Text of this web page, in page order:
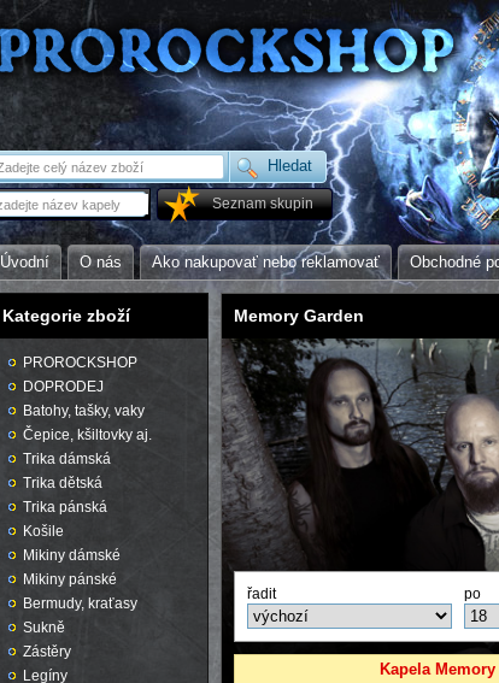
Seznam skupin
Úvodní O nás Ako nakupovať nebo reklamovať Obchodné
Memory Garden
řadit po
Kapela
Kategorie zboží
PROROCKSHOP
DOPRODEJ
Batohy, tašky, vaky
Čepice, kšiltovky aj.
Trika dámská
Trika dětská
Trika pánská
Košile
Mikiny dámské
Mikiny pánské
Bermudy, kraťasy
Sukně
Zástěry
Legíny